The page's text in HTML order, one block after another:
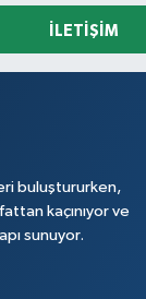
İLETIŞIM
buluştururken,
kaçınıyor ve
sunuyor.